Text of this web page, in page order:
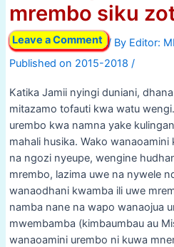
mrembo siku
Leave a Comment / By
/
Katika Jamii nyingi duniani,
mitazamo tofauti kwa watu
urembo kwa namna yake
mahali husika. Wako
na ngozi nyeupe, wengine
mrembo, lazima uwe na nywele
wanaodhani kwamba ili uwe
namba nane na wapo wanaojua
mwembamba (kimbaumbau au
wanaoamini urembo ni kuwa